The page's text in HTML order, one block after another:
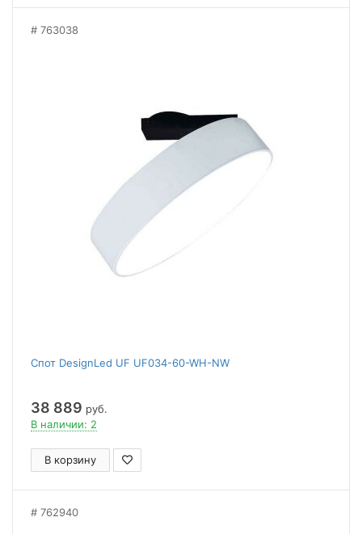
763038
Спот DesignLed UF UF034-60-WH-NW
38 889 руб.
В наличии: 2
В корзину
762940